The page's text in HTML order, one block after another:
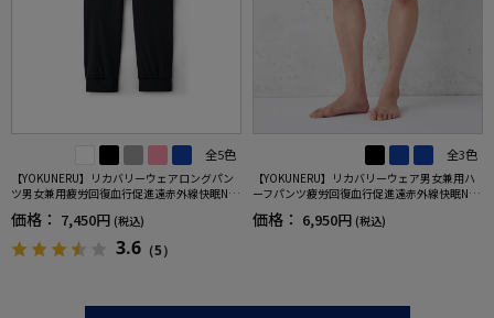
全5色
【YOKUNERU】リカバリーウェアロングパン
ツ男女兼用疲労回復血行促進遠赤外線快眠NA
NOMIX(R)【一般医療機器】SS～LLサイズ
価格： 7,450円 (税込)
3.6 （5）
全3色
【YOKUNERU】リカバリーウェア男女兼用ハ
ーフパンツ疲労回復血行促進遠赤外線快眠NA
NOMIX(R)【一般医療機器】SS～LLサイズ
価格： 6,950円 (税込)